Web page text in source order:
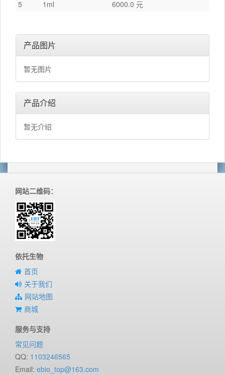
5
1ml 6000.0 元
产品图片
暂无图片
产品介绍
暂无介绍
网站二维码：
依托生物
首页
关于我们
网站地图
商城
服务与支持
常见问题
QQ: 1103246565
Email: ebio_top@163.com